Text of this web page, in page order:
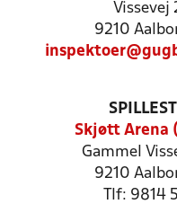
Vissevej
9210
Skjøtt Arena
Gammel
9210
Tlf: 9814